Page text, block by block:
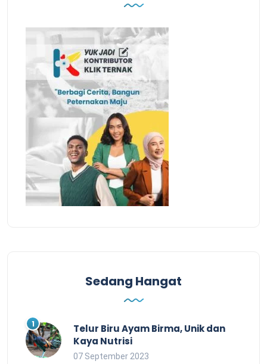
Sedang Hangat
Telur Biru Ayam Birma, Unik dan
Kaya Nutrisi
07 September 2023